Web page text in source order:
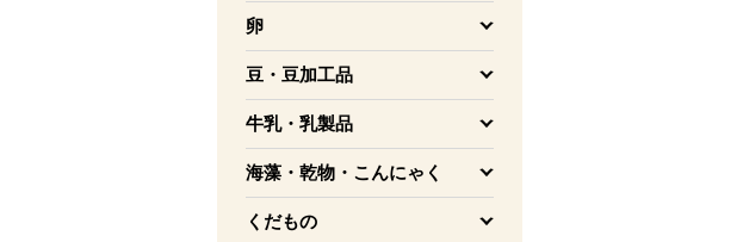
卵
を開く
豆・豆加工品
を開く
牛乳・乳製品
を開く
海藻・乾物・こんにゃく
を開く
くだもの
を開く